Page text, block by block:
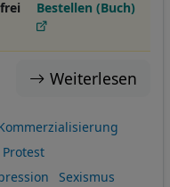
Bestellen (Buch)
Weiterlesen
Protest
Sexismus